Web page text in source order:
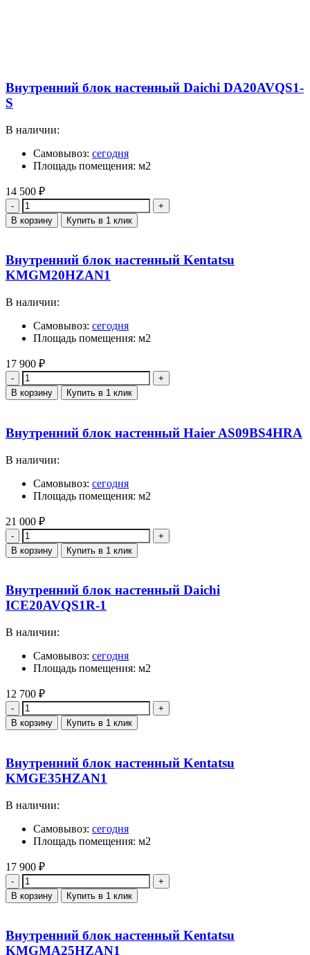
Внутренний блок настенный Daichi DA20AVQS1-
S
В наличии:
Самовывоз: сегодня
Площадь помещения: м2
14 500 ₽
Количество
В корзину Купить в 1 клик
Внутренний блок настенный Kentatsu
KMGM20HZAN1
В наличии:
Самовывоз: сегодня
Площадь помещения: м2
17 900 ₽
Количество
В корзину Купить в 1 клик
Внутренний блок настенный Haier AS09BS4HRA
В наличии:
Самовывоз: сегодня
Площадь помещения: м2
21 000 ₽
Количество
В корзину Купить в 1 клик
Внутренний блок настенный Daichi
ICE20AVQS1R-1
В наличии:
Самовывоз: сегодня
Площадь помещения: м2
12 700 ₽
Количество
В корзину Купить в 1 клик
Внутренний блок настенный Kentatsu
KMGE35HZAN1
В наличии:
Самовывоз: сегодня
Площадь помещения: м2
17 900 ₽
Количество
В корзину Купить в 1 клик
Внутренний блок настенный Kentatsu
KMGMA25HZAN1